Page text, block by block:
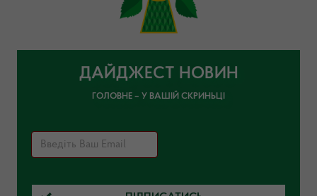
ДАЙДЖЕСТ НОВИН
ГОЛОВНЕ – У ВАШІЙ СКРИНЬЦІ